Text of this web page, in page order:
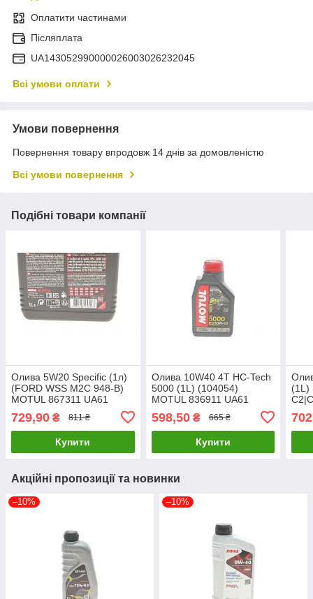
Оплатити частинами
Післяплата
UA143052990000026003026232045
Всі умови оплати
Умови повернення
Повернення товару впродовж 14 днів за домовленістю
Всі умови повернення
Подібні товари компанії
Олива 5W20 Specific (1л)
(FORD WSS M2C 948-B)
MOTUL 867311 UA61
729,90 ₴ 811 ₴
Купити
Олива 10W40 4T HC-Tech
5000 (1L) (104054)
MOTUL 836911 UA61
598,50₴ 665 ₴
Купити
(1L)
702
Акційні пропозиції та новинки
–10% –10%